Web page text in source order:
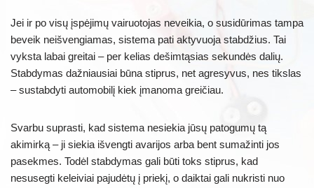
Jei ir po visų įspėjimų vairuotojas neveikia, o susidūrimas tampa
beveik neišvengiamas, sistema pati aktyvuoja stabdžius. Tai
vyksta labai greitai – per kelias dešimtąsias sekundės dalių.
Stabdymas dažniausiai būna stiprus, net agresyvus, nes tikslas
– sustabdyti automobilį kiek įmanoma greičiau.
Svarbu suprasti, kad sistema nesiekia jūsų patogumų tą
akimirką – ji siekia išvengti avarijos arba bent sumažinti jos
pasekmes. Todėl stabdymas gali būti toks stiprus, kad
nesusegti keleiviai pajudėtų į priekį, o daiktai gali nukristi nuo